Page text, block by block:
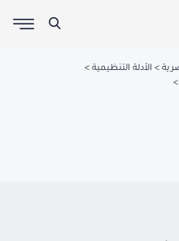
الأدلة التنظيمية